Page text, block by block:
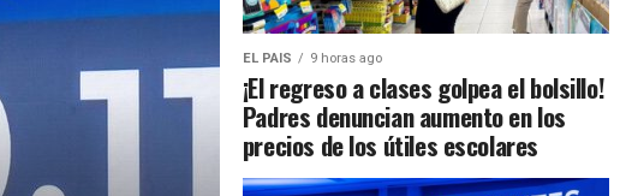
EL PAIS 9 horas ago
¡El regreso a clases golpea el bolsillo!
Padres denuncian aumento en los
precios de los útiles escolares